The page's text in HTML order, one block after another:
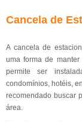
Cancela de
A cancela de
uma forma de
permite ser
condomínios, hotéis,
recomendado buscar
área.